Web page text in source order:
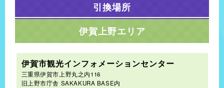
引換場所
伊賀上野エリア
伊賀市観光インフォメーションセンター
三重県伊賀市上野丸之内116
旧上野市庁舎 SAKAKURA BASE内